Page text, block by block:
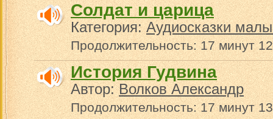
Солдат и царица
Категория:Аудиосказки
Продолжительность: 17 минут
История Гудвина
Автор:Волков Александр
Продолжительность: 17 минут